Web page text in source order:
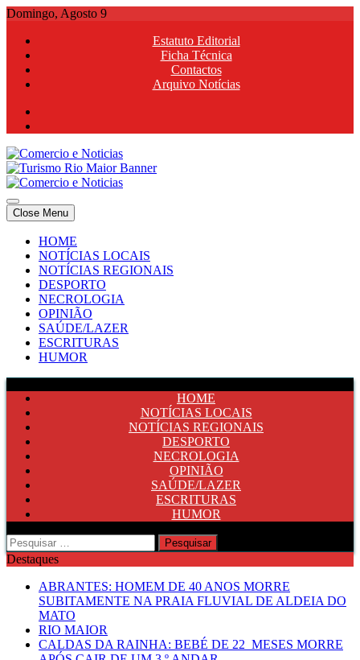
Skip
content
Domingo, Agosto 9
Estatuto Editorial
Ficha Técnica
Contactos
Arquivo Notícias
Comercio e Noticias
Notícias e Publicidade Online
Comercio e Noticias
Notícias e Publicidade Online
Close Menu
HOME
NOTÍCIAS LOCAIS
NOTÍCIAS REGIONAIS
DESPORTO
NECROLOGIA
OPINIÃO
SAÚDE/LAZER
ESCRITURAS
HUMOR
HOME
NOTÍCIAS LOCAIS
NOTÍCIAS REGIONAIS
DESPORTO
NECROLOGIA
OPINIÃO
SAÚDE/LAZER
ESCRITURAS
HUMOR
Pesquisar
por:
Destaques
ABRANTES: HOMEM DE 40 ANOS MORRE
SUBITAMENTE NA PRAIA FLUVIAL DE ALDEIA DO
MATO
RIO MAIOR
CALDAS DA RAINHA: BEBÉ DE 22 MESES MORRE